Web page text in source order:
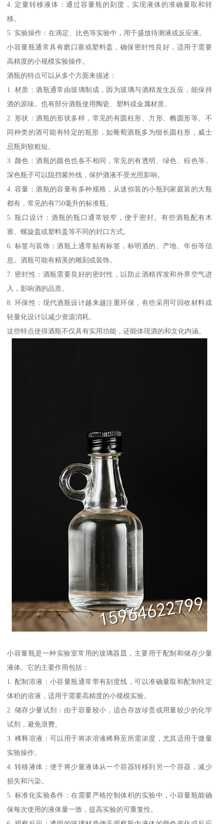
4. 定量转移液体：通过容量瓶的刻度，实现液体的准确量取和转
移。
5. 实验操作：在滴定、比色等实验中，用于盛放待测液或反应液。
小容量瓶通常具有磨口塞或塑料盖，确保密封性良好，适用于需要
高精度的小规模实验操作。
酒瓶的特点可以从多个方面来描述：
1. 材质：酒瓶通常由玻璃制成，因为玻璃与酒精发生反应，能保持
酒的原味。也有部分酒瓶使用陶瓷、塑料或金属材质。
2. 形状：酒瓶的形状多样，常见的有圆柱形、方形、椭圆形等。不
同种类的酒可能有特定的瓶形，如葡萄酒瓶多为细长圆柱形，威士
忌瓶则较粗短。
3. 颜色：酒瓶的颜色也各不相同，常见的有透明、绿色、棕色等。
深色瓶子可以阻挡紫外线，保护酒液不受光照影响。
4. 容量：酒瓶的容量有多种规格，从迷你装的小瓶到家庭装的大瓶
都有，常见的有750毫升的标准瓶。
5. 瓶口设计：酒瓶的瓶口通常较窄，便于密封。有些酒瓶配有木
塞、螺旋盖或塑料盖等不同的封口方式。
6. 标签与装饰：酒瓶上通常贴有标签，标明酒的、产地、年份等信
息。酒瓶可能有精美的雕刻或装饰。
7. 密封性：酒瓶需要良好的密封性，以防止酒精挥发和外界空气进
入，影响酒的品质。
8. 环保性：现代酒瓶设计越来越注重环保，有些采用可回收材料或
轻量化设计以减少资源消耗。
这些特点使得酒瓶不仅具有实用功能，还能体现酒的和文化内涵。
小容量瓶是一种实验室常用的玻璃器皿，主要用于配制和储存少量
液体。它的主要作用包括：
1. 配制溶液：小容量瓶通常带有刻度线，可以准确量取和配制特定
体积的溶液，适用于需要高精度的小规模实验。
2. 储存少量试剂：由于容量较小，适合存放珍贵或用量较少的化学
试剂，避免浪费。
3. 稀释溶液：可以用于将浓溶液稀释至所需浓度，尤其适用于微量
实验操作。
4. 转移液体：便于将少量液体从一个容器转移到另一个容器，减少
损失和污染。
5. 标准化实验条件：在需要严格控制体积的实验中，小容量瓶能确
保每次使用的液体量一致，提高实验的可重复性。